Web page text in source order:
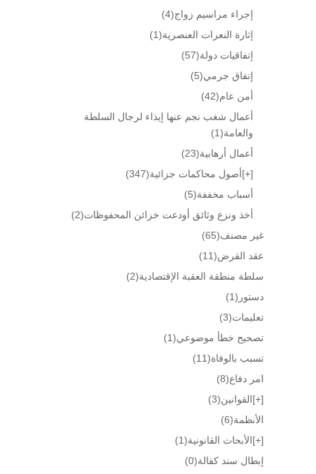
إجراء مراسيم زواج(4)
إثارة النعرات العنصرية(1)
إتفاقيات دولة(57)
إتفاق جرمي(5)
أمن عام(42)
أعمال شغب نجم عنها إيذاء لرجال السلطة
والعامة(1)
أعمال أرهابية(23)
[+]أصول محاكمات جزائية(347)
أسباب مخففة(5)
أخذ ونزع وثائق أودعت خزائن المحفوظات(2)
غير مصنف(65)
عقد القرض(11)
سلطة منطقة العقبة الإقتصادية(2)
دستور (1)
تعليمات(3)
تصحيح خطأ موضوعي(1)
تسبب بالوفاة(11)
امر دفاع(8)
[+]القوانين(3)
الأنظمة(6)
[+]الأبحاث القانونية(1)
إبطال سند كفالة(0)